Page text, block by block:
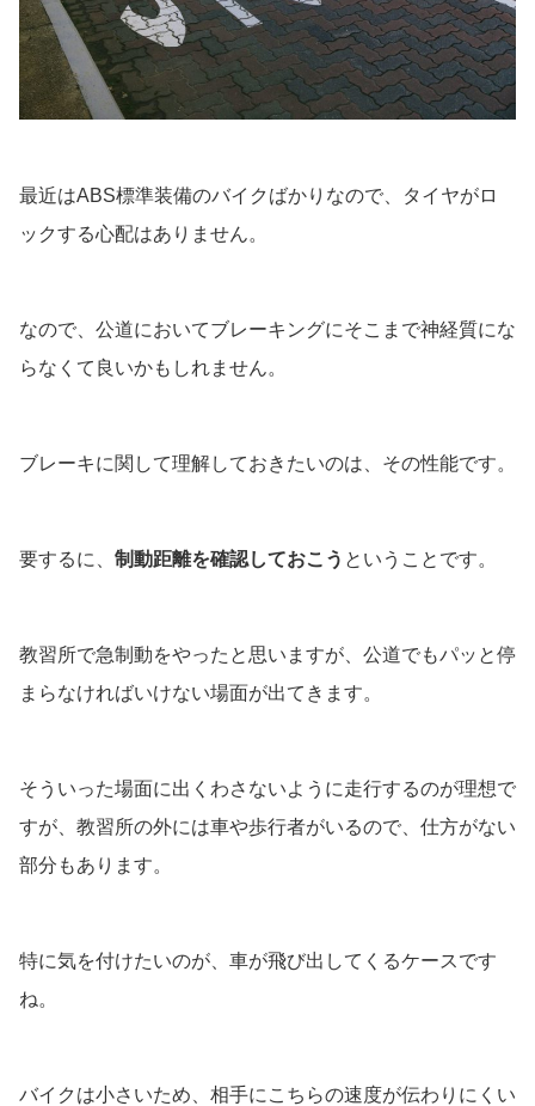
最近はABS標準装備のバイクばかりなので、タイヤがロ
ックする心配はありません。
なので、公道においてブレーキングにそこまで神経質にな
らなくて良いかもしれません。
ブレーキに関して理解しておきたいのは、その性能です。
要するに、 制動距離を確認しておこう ということです。
教習所で急制動をやったと思いますが、公道でもパッと停
まらなければいけない場面が出てきます。
そういった場面に出くわさないように走行するのが理想で
すが、教習所の外には車や歩行者がいるので、仕方がない
部分もあります。
特に気を付けたいのが、車が飛び出してくるケースです
ね。
バイクは小さいため、相手にこちらの速度が伝わりにくい